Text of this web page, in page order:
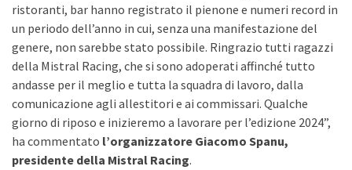
ristoranti, bar hanno registrato il pienone e numeri record in
un periodo dell’anno in cui, senza una manifestazione del
genere, non sarebbe stato possibile. Ringrazio tutti ragazzi
della Mistral Racing, che si sono adoperati affinché tutto
andasse per il meglio e tutta la squadra di lavoro, dalla
comunicazione agli allestitori e ai commissari. Qualche
giorno di riposo e inizieremo a lavorare per l’edizione 2024”,
ha commentato l’organizzatore Giacomo Spanu,
presidente della Mistral Racing.